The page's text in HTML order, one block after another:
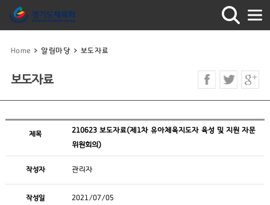
Home > 알림마당 > 보도자료
보도자료
제목
210623 보도자료(제1차 유아체육지도자 육성 및 지원 자문
위원회의)
작성자 관리자
작성일 2021/07/05